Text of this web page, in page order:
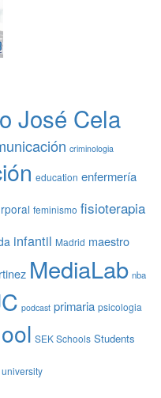
José Cela
criminologia
education enfermería
feminismo fisioterapia
infantil Madrid maestro
MediaLab nba
podcast primaria psicologia
SEK Schools Students
university